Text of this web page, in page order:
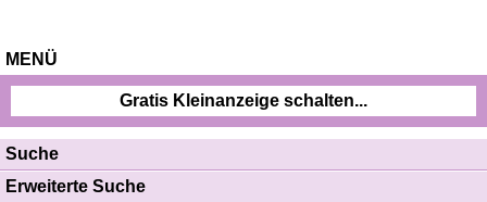
MENÜ
Gratis Kleinanzeige schalten...
Suche
Erweiterte Suche